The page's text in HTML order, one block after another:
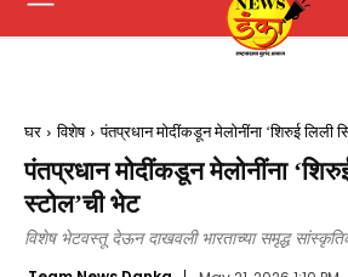
घर विशेष पंतप्रधान मोदींकडून मेलोनींना ‘शिरुई लिली
पंतप्रधान मोदींकडून मेलोनींना
स्टोल’ची भेट
विशेष भेटवस्तू देऊन दाखवली भारताच्या समृद्ध